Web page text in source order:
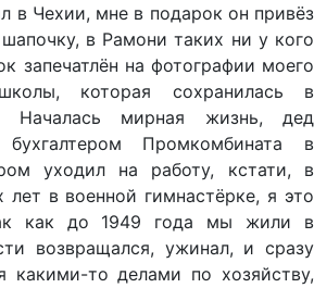
в Чехии, мне в подарок он привёз
в Рамони таких ни у кого
запечатлён на фотографии моего
которая сохранилась в
Началась мирная жизнь, дед
Промкомбината в
уходил на работу, кстати, в
лет в военной гимнастёрке, я это
как до 1949 года мы жили в
возвращался, ужинал, и сразу
какими-то делами по хозяйству,